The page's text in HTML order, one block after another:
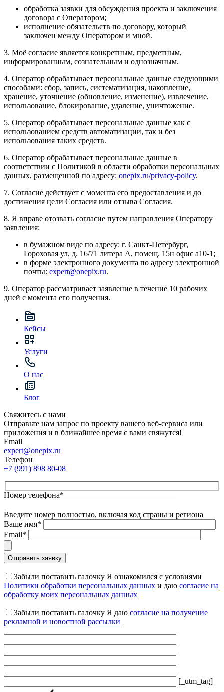
обработка заявки для обсуждения проекта и заключения
договора с Оператором;
исполнение обязательств по договору, который
заключен между Оператором и мной.
3. Моё согласие является конкретным, предметным,
информированным, сознательным и однозначным.
4. Оператор обрабатывает персональные данные следующими
способами: сбор, запись, систематизация, накопление,
хранение, уточнение (обновление, изменение), извлечение,
использование, блокирование, удаление, уничтожение.
5. Оператор обрабатывает персональные данные как с
использованием средств автоматизации, так и без
использования таких средств.
6. Оператор обрабатывает персональные данные в
соответствии с Политикой в области обработки персональных
данных, размещенной по адресу: onepix.ru/privacy-policy.
7. Согласие действует с момента его предоставления и до
достижения цели Согласия или отзыва Согласия.
8. Я вправе отозвать согласие путем направления Оператору
заявления:
в бумажном виде по адресу: г. Санкт-Петербург,
Гороховая ул, д. 16/71 литера А, помещ. 15н офис а10-1;
в форме электронного документа по адресу электронной
почты: expert@onepix.ru.
9. Оператор рассматривает заявление в течение 10 рабочих
дней с момента его получения.
Кейсы
Услуги
О нас
Блог
Свяжитесь с нами
Отправьте нам запрос по проекту вашего веб-сервиса или
приложения и в ближайшее время с вами свяжутся!
Email
expert@onepix.ru
Телефон
+7 (991) 898 80-08
Номер телефона*
Введите номер полностью, включая код страны и региона
Ваше имя*
Email*
Забыли поставить галочку Я ознакомился с условиями
Политики обработки персональных данных и даю согласие на
обработку моих персональных данных
Забыли поставить галочку Я даю согласие на получение
рекламной и новостной рассылки
[_utm_tag]